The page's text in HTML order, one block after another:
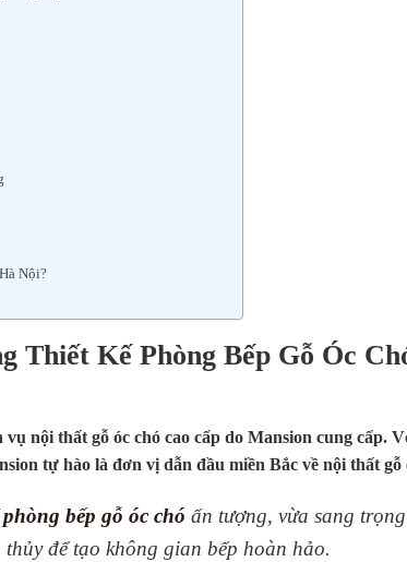
Nội?
Thiết Kế Phòng Bếp Gỗ Óc
nội thất gỗ óc chó cao cấp do Mansion cung cấp.
tự hào là đơn vị dẫn đầu miền Bắc về nội thất
phòng bếp gỗ óc chó ấn tượng, vừa sang
để tạo không gian bếp hoàn hảo.